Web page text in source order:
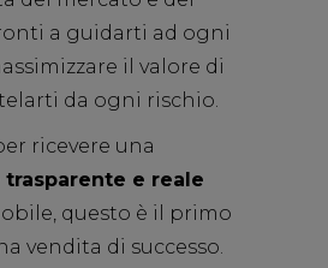
a guidarti ad ogni
il valore di
da ogni rischio.
ricevere una
e reale
questo è il primo
vendita di successo.